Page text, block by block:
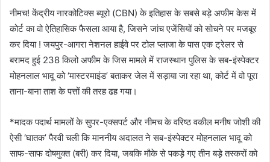
नीमच! केंद्रीय नारकोटिक्स ब्यूरो (CBN) के इतिहास के सबसे बड़े अफीम केस में
कोर्ट का वो ऐतिहासिक फैसला आया है, जिसने जांच एजेंसियों को सोचने पर मजबूर
कर दिया ! जयपुर-आगरा नेशनल हाईवे पर टोल प्लाजा के पास एक ट्रेलर से
बरामद हुई 238 किलो अफीम के जिस मामले में राजस्थान पुलिस के सब-इंस्पेक्टर
मोहनलाल भादू को ‘मास्टरमाइंड’ बताकर जेल में सड़ाया जा रहा था, कोर्ट में वो पूरा
ताना-बाना ताश के पत्तों की तरह ढह गया।
*मादक पदार्थ मामलों के सुपर-एक्सपर्ट और नीमच के वरिष्ठ वकील मनीष जोशी की
ऐसी ‘घातक’ पैरवी चली कि माननीय अदालत ने सब-इंस्पेक्टर मोहनलाल भादू को
साफ-साफ दोषमुक्त (बरी) कर दिया, जबकि मौके से पकड़े गए तीन बड़े तस्करों को